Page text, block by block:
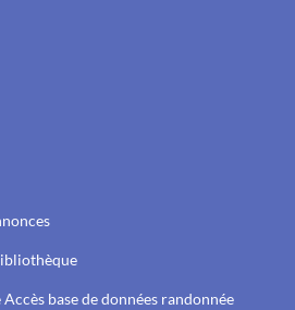
Accès base de données randonnée